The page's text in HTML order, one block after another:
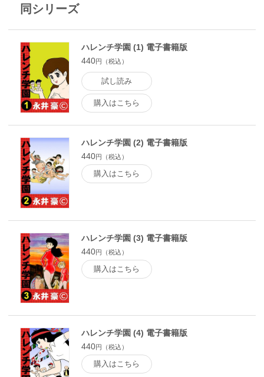
同シリーズ
ハレンチ学園 (1) 電子書籍版
440円（税込）
試し読み
購入はこちら
ハレンチ学園 (2) 電子書籍版
440円（税込）
購入はこちら
ハレンチ学園 (3) 電子書籍版
440円（税込）
購入はこちら
ハレンチ学園 (4) 電子書籍版
440円（税込）
購入はこちら